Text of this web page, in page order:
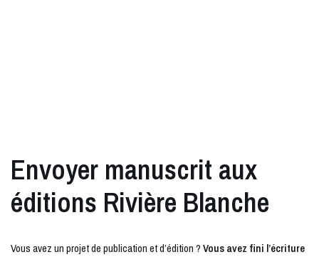
Envoyer manuscrit aux
éditions Rivière Blanche
Vous avez un projet de publication et d’édition ?Vous avez fini l’écriture